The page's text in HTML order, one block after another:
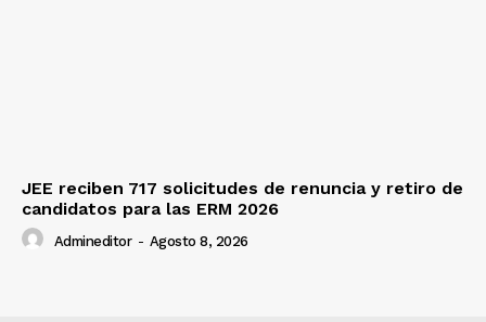
JEE reciben 717 solicitudes de renuncia y retiro de
candidatos para las ERM 2026
Admineditor - Agosto 8, 2026